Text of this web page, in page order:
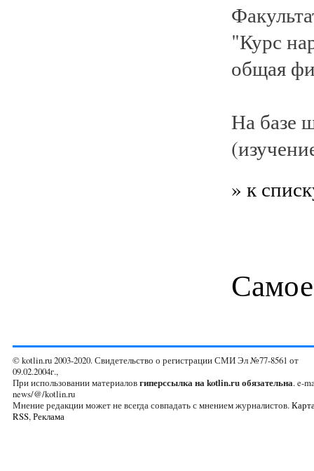
"Курс
общая
На базе
» к
© kotlin.ru 2003-2020. Свидетельство о регистрации СМИ Эл №77-8561 от
09.02.2004г.,
При использовании материаловгиперссылка на kotlin.ru обязательна. e-
news/@/kotlin.ru
Мнение редакции может не всегда совпадать с мнением журналистов.
RSS,Реклама